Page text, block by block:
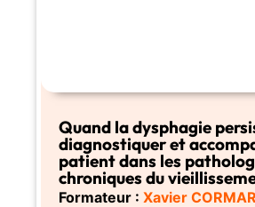
Quand la dysphagie
diagnostiquer et
patient dans les
chroniques du
Formateur :Xavier